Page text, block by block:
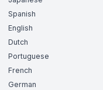
Spanish
English
Dutch
Portuguese
French
German